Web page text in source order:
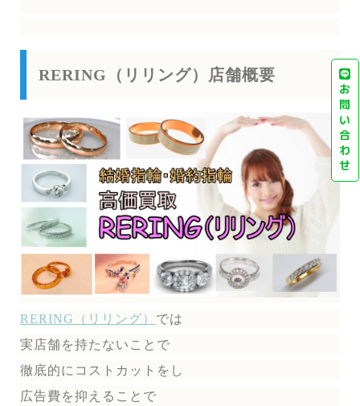
RERING（リリング）店舗概要
RERING（リリング） では
実店舗を持たないことで
徹底的にコストカットをし
広告費を抑えることで
お
問
い
合
わ
せ